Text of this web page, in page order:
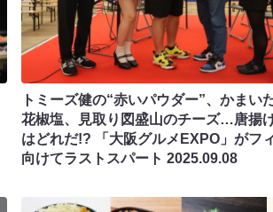
トミーズ健の“赤いパウダー”、かまい
花椒塩、見取り図盛山のチーズ…唐揚
はどれだ!? 「大阪グルメEXPO」がフ
向けてラストスパート2025.09.08